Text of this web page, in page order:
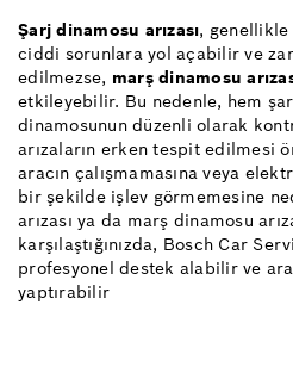
Şarj dinamosu arızası,
ciddi sorunlara yol açabilir ve
edilmezse, marş dinamosu
etkileyebilir. Bu nedenle, hem
dinamosunun düzenli olarak
arızaların erken tespit edilmesi
aracın çalışmamasına veya
bir şekilde işlev görmemesine
arızası ya da marş dinamosu
karşılaştığınızda, Bosch Car
profesyonel destek alabilir ve
yaptırabilir